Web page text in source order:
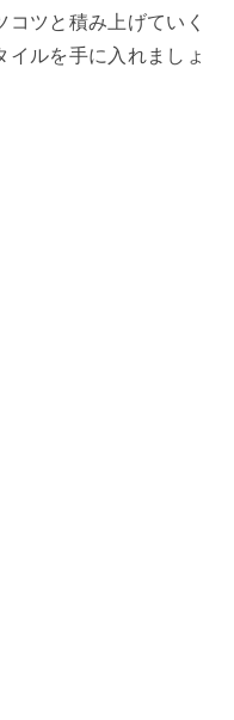
ツと積み上げていく
イルを手に入れましょ